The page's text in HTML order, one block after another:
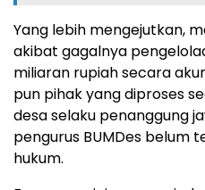
Yang lebih mengejutkan,
akibat gagalnya
miliaran rupiah secara
pun pihak yang diproses
desa selaku penanggung
pengurus BUMDes belum
hukum.